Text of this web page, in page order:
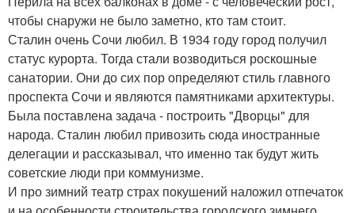
чтобы снаружи не было заметно, кто там стоит.
Сталин очень Сочи любил. В 1934 году город получил
статус курорта. Тогда стали возводиться роскошные
санатории. Они до сих пор определяют стиль главного
проспекта Сочи и являются памятниками архитектуры.
Была поставлена задача - построить "Дворцы" для
народа. Сталин любил привозить сюда иностранные
делегации и рассказывал, что именно так будут жить
советские люди при коммунизме.
И про зимний театр страх покушений наложил отпечаток